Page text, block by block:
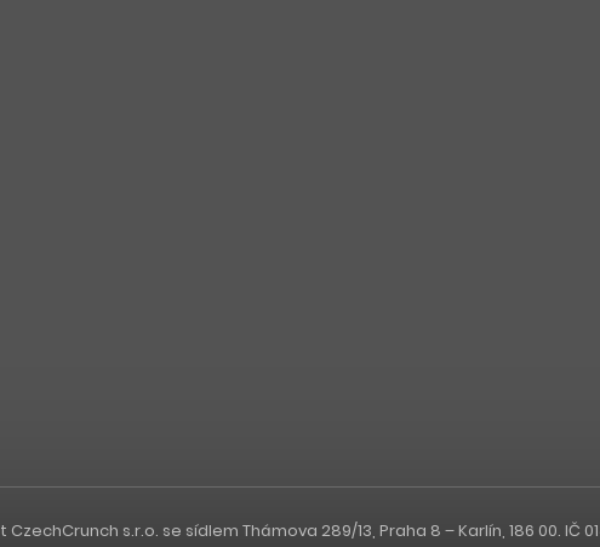
s.r.o. se sídlem Thámova 289/13, Praha 8 – Karlín, 186 00. IČ